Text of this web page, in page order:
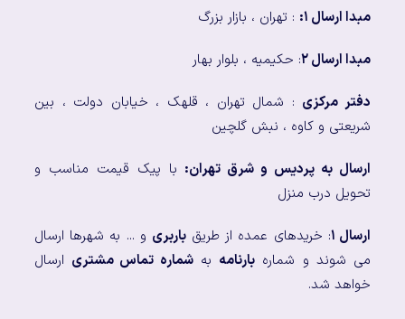
مبدا ارسال ۱: : تهران ، بازار بزرگ
مبدا ارسال ۲ : حکیمیه ، بلوار بهار
دفتر مرکزی : شمال تهران ، قلهک ، خیابان دولت ، بین
شریعتی و کاوه ، نبش گلچین
ارسال به پردیس و شرق تهران: با پیک قیمت مناسب و
تحویل درب منزل
ارسال ۱ : خریدهای عمده از طریقباربری و ... به شهرها ارسال
می شوند و شماره بارنامه بهشماره تماس مشتری ارسال
خواهد شد.